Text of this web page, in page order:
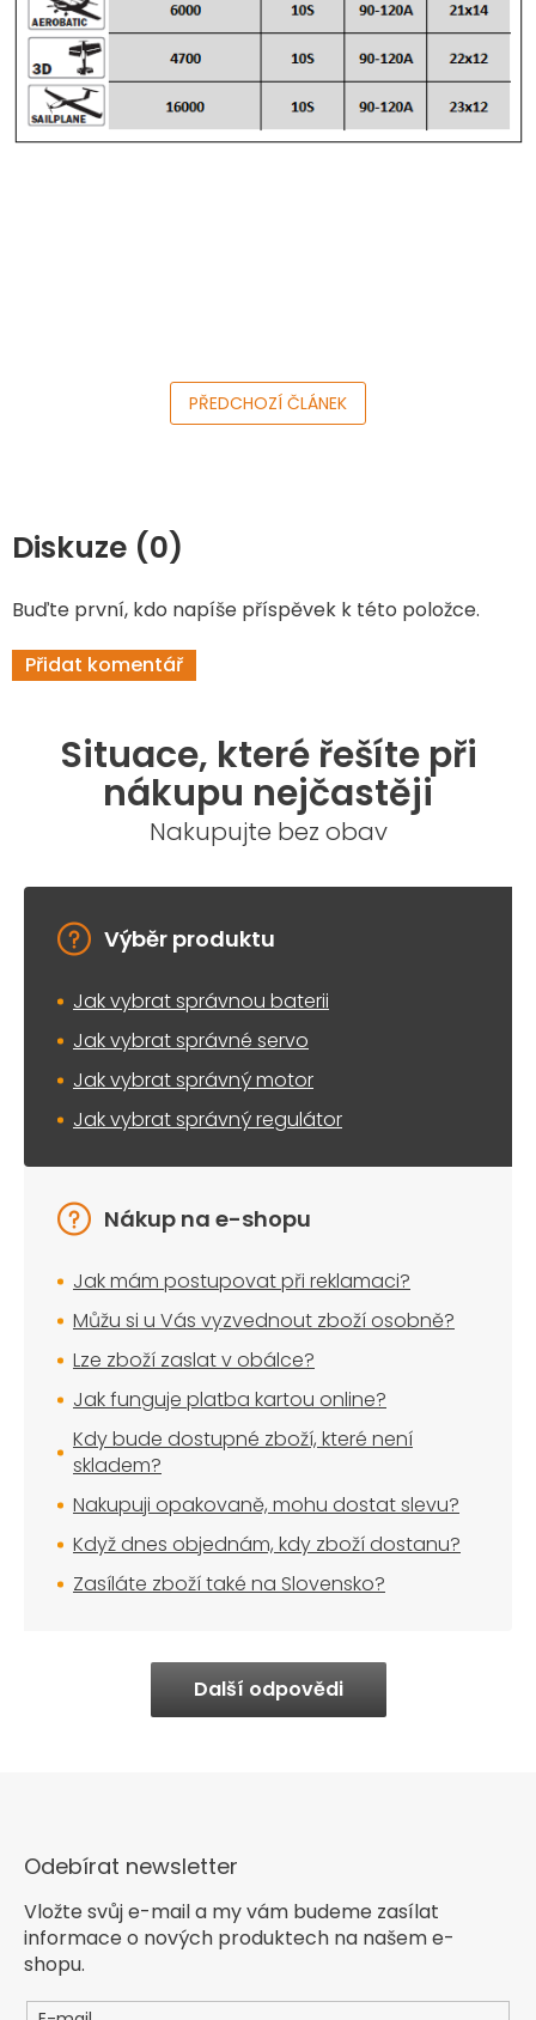
PŘEDCHOZÍ ČLÁNEK
Diskuze (0)
Buďte první, kdo napíše příspěvek k této položce.
Přidat komentář
Situace, které řešíte při
nákupu nejčastěji
Nakupujte bez obav
Výběr produktu
Jak vybrat správnou baterii
Jak vybrat správné servo
Jak vybrat správný motor
Jak vybrat správný regulátor
Nákup na e-shopu
Jak mám postupovat při reklamaci?
Můžu si u Vás vyzvednout zboží osobně?
Lze zboží zaslat v obálce?
Jak funguje platba kartou online?
Kdy bude dostupné zboží, které není
skladem?
Nakupuji opakovaně, mohu dostat slevu?
Když dnes objednám, kdy zboží dostanu?
Zasíláte zboží také na Slovensko?
Další odpovědi
Odebírat newsletter
Vložte svůj e-mail a my vám budeme zasílat
informace o nových produktech na našem e-
shopu.